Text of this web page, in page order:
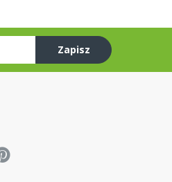
Zapisz
się